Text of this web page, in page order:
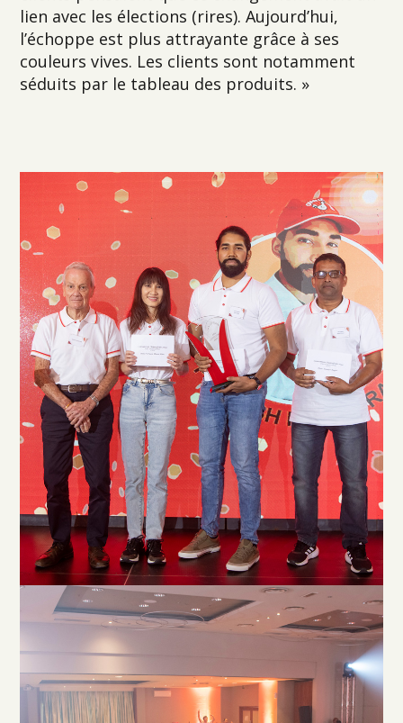
lien avec les élections (rires). Aujourd’hui,
l’échoppe est plus attrayante grâce à ses
couleurs vives. Les clients sont notamment
séduits par le tableau des produits. »